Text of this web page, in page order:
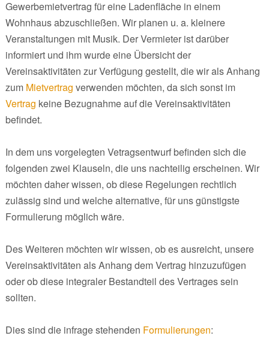
Gewerbemietvertrag für eine Ladenfläche in einem
Wohnhaus abzuschließen. Wir planen u. a. kleinere
Veranstaltungen mit Musik. Der Vermieter ist darüber
informiert und ihm wurde eine Übersicht der
Vereinsaktivitäten zur Verfügung gestellt, die wir als Anhang
zum Mietvertrag verwenden möchten, da sich sonst im
Vertrag keine Bezugnahme auf die Vereinsaktivitäten
befindet.
In dem uns vorgelegten Vetragsentwurf befinden sich die
folgenden zwei Klauseln, die uns nachteilig erscheinen. Wir
möchten daher wissen, ob diese Regelungen rechtlich
zulässig sind und welche alternative, für uns günstigste
Formulierung möglich wäre.
Des Weiteren möchten wir wissen, ob es ausreicht, unsere
Vereinsaktivitäten als Anhang dem Vertrag hinzuzufügen
oder ob diese integraler Bestandteil des Vertrages sein
sollten.
Dies sind die infrage stehenden Formulierungen: